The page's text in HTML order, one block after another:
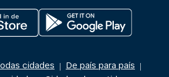
cidades | De país para país |